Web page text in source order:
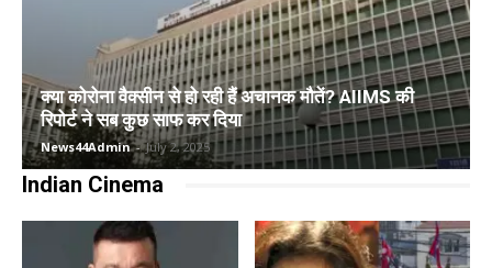
क्या कोरोना वैक्सीन से हो रही हैं अचानक मौतें? AIIMS की
रिपोर्ट ने सब कुछ साफ कर दिया
News44Admin - July 2, 2025
Indian Cinema